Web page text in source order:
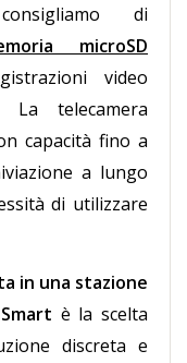
di
microSD
video
La telecamera
capacità fino a
a lungo
di utilizzare
in una stazione
è la scelta
discreta e